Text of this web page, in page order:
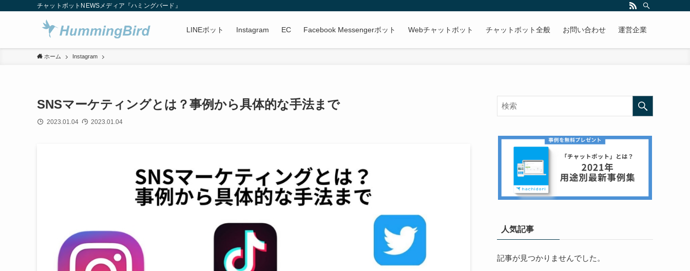
チャットボットNEWSメディア『ハミングバード』
LINEボット Instagram EC Facebook Messengerボット Webチャットボット チャットボット全般 お問い合わせ 運営企業
ホーム Instagram
SNSマーケティングとは？事例から具体的な手法まで
2023.01.04 2023.01.04
人気記事
記事が見つかりませんでした。